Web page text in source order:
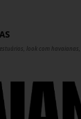
look com